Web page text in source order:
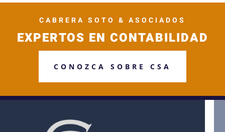
CABRERA SOTO & ASOCIADOS
EXPERTOS EN CONTABILIDAD
CONOZCA SOBRE CSA